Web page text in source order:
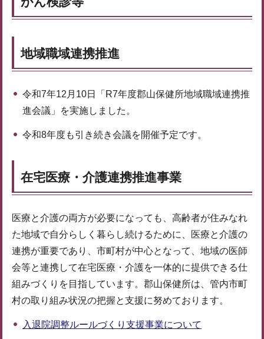
地域職域連携推進
令和7年12月10日「R7年度郡山保健所地域職域連携推
進会議」を実施しました。
令和8年度も引き続き会議を開催予定です。
在宅医療・介護連携推進事業
医療と介護の両方が必要になっても、高齢者が住みなれ
た地域で自分らしく暮らし続けるために、医療と介護の
連携が重要であり、市町村が中心となって、地域の医師
会等と連携して在宅医療・介護を一体的に提供できる仕
組みづくりを目指しています。郡山保健所は、管内市町
村の取り組み状況の把握と支援に努めております。
入退院調整ルールづくり支援事業について